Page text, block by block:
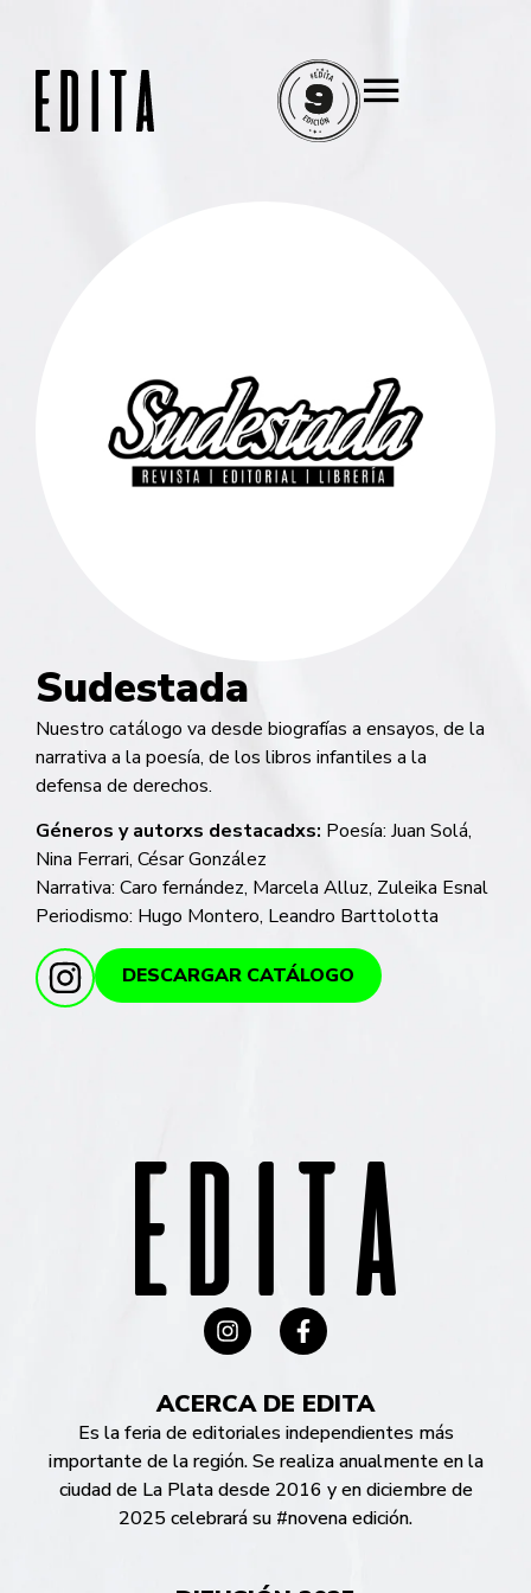
Sudestada
Nuestro catálogo va desde biografías a ensayos, de la
narrativa a la poesía, de los libros infantiles a la
defensa de derechos.
Géneros y autorxs destacadxs: Poesía: Juan Solá,
Nina Ferrari, César González
Narrativa: Caro fernández, Marcela Alluz, Zuleika Esnal
Periodismo: Hugo Montero, Leandro Barttolotta
DESCARGAR CATÁLOGO
ACERCA DE EDITA
Es la feria de editoriales independientes más
importante de la región. Se realiza anualmente en la
ciudad de La Plata desde 2016 y en diciembre de
2025 celebrará su #novena edición.